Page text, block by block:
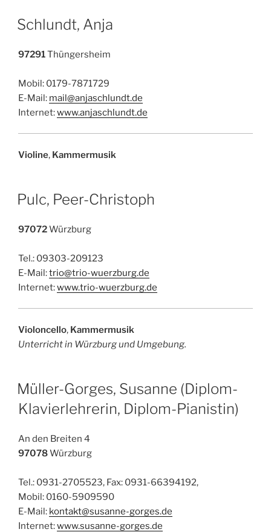
Schlundt, Anja
97291Thüngersheim
Mobil: 0179-7871729
E-Mail: mail@anjaschlundt.de
Internet:www.anjaschlundt.de
Violine, Kammermusik
Pulc, Peer-Christoph
97072Würzburg
Tel.: 09303-209123
E-Mail:trio@trio-wuerzburg.de
Internet:www.trio-wuerzburg.de
Violoncello, Kammermusik
Unterricht in Würzburg und Umgebung.
Müller-Gorges, Susanne (Diplom-
Klavierlehrerin, Diplom-Pianistin)
An den Breiten 4
97078Würzburg
Tel.: 0931-2705523, Fax: 0931-66394192,
Mobil: 0160-5909590
E-Mail: kontakt@susanne-gorges.de
Internet:www.susanne-gorges.de